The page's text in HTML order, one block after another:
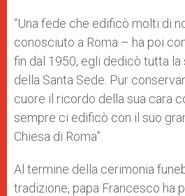
“Una fede che edificò molti di
conosciuto a Roma – ha poi
fin dal 1950, egli dedicò tutta la
della Santa Sede. Pur
cuore il ricordo della sua cara
sempre ci edificò con il suo
Chiesa di Roma”.
Al termine della cerimonia
tradizione, papa Francesco ha